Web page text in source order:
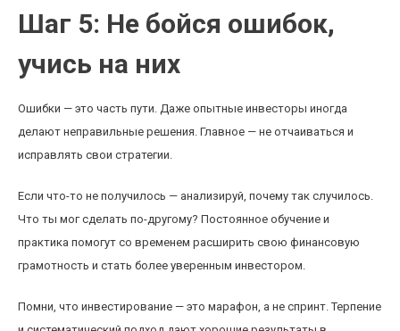
Шаг 5: Не бойся ошибок,
учись на них
Ошибки — это часть пути. Даже опытные инвесторы иногда
делают неправильные решения. Главное — не отчаиваться и
исправлять свои стратегии.
Если что-то не получилось — анализируй, почему так случилось.
Что ты мог сделать по-другому? Постоянное обучение и
практика помогут со временем расширить свою финансовую
грамотность и стать более уверенным инвестором.
Помни, что инвестирование — это марафон, а не спринт. Терпение